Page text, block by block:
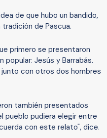
de que hubo un bandido,
de Pascua.
primero se presentaron
Jesús y Barrabás.
con otros dos hombres
también presentados
pueblo pudiera elegir entre
con este relato", dice.